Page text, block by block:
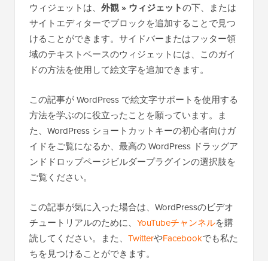
ウィジェットは、 外観 » ウィジェットの下、または
サイトエディターでブロックを追加することで見つ
けることができます。サイドバーまたはフッター領
域のテキストベースのウィジェットには、このガイ
ドの方法を使用して絵文字を追加できます。
この記事が WordPress で絵文字サポートを使用する
方法を学ぶのに役立ったことを願っています。ま
た、WordPress ショートカットキーの初心者向けガ
イドをご覧になるか、最高の WordPress ドラッグア
ンドドロップページビルダープラグインの選択肢を
ご覧ください。
この記事が気に入った場合は、WordPressのビデオ
チュートリアルのために、 YouTubeチャンネルを購
読してください。また、 TwitterやFacebookでも私た
ちを見つけることができます。